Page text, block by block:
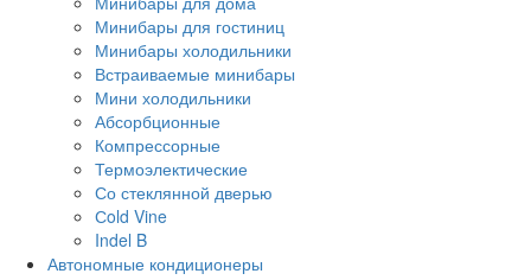
Минибары для гостиниц
Минибары холодильники
Встраиваемые минибары
Мини холодильники
Абсорбционные
Компрессорные
Термоэлектические
Со стеклянной дверью
Сold Vine
Indel B
Автономные кондиционеры